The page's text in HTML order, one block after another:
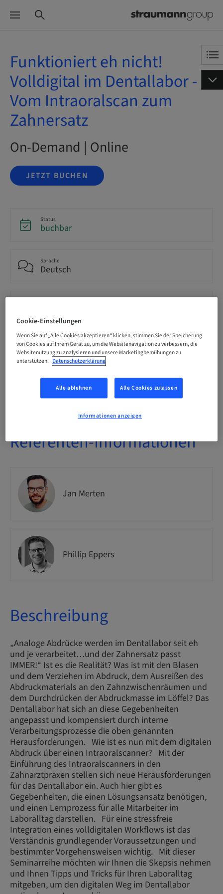
Funktioniert eh nicht!
Volldigital im Dentallabor -
Vom Intraoralscan zum
Zahnersatz
On-Demand | Online
JETZT BUCHEN
Status
buchbar
Sprache
Deutsch
Bereitstellungsmethode
eLearning
Zielgruppe
national
Referenten-Informationen
Jan Merten
Phillip Eppers
Beschreibung
„Analoge Abdrücke werden im Dentallabor seit eh
und je verarbeitet…und der Zahnersatz passt
IMMER!“ Ist es die Realität? Was ist mit den Blasen
und dem Verziehen im Abdruck, dem Ausreißen des
Abdruckmaterials an den Zahnzwischenräumen und
dem Durchdrücken der Abdruckmasse im Löffel? Das
Dentallabor hat sich an diese Gegebenheiten
angepasst und kompensiert durch interne
Verarbeitungsprozesse die oben genannten
Herausforderungen. Wie ist es nun mit dem digitalen
Abdruck über einen Intraoralscanner? Mit der
Einführung des Intraoralscanners in den
Zahnarztpraxen stellen sich neue Herausforderungen
für das Dentallabor ein. Auch hier gibt es
Gegebenheiten, die einen Lösungsansatz benötigen,
und einen Lernprozess für alle Mitarbeiter im
Laboralltag darstellen. Für eine stressfreie
Integration eines volldigitalen Workflows ist das
Verständnis grundlegender Voraussetzungen und
bestimmter Vorgehensweisen wichtig. Mit dieser
Seminarreihe möchten wir Ihnen die Skepsis nehmen
und Ihnen Tipps und Tricks für Ihren Laboralltag
mitgeben, um den digitalen Weg im Dentallabor
Cookie-Einstellungen
Wenn Sie auf „Alle Cookies akzeptieren“ klicken, stimmen Sie der Speicherung
von Cookies auf Ihrem Gerät zu, um die Websitenavigation zu verbessern, die
Websitenutzung zu analysieren und unsere Marketingbemühungen zu
unterstützen. Datenschutzerklärung
Alle ablehnen Alle Cookies zulassen
Informationen anzeigen